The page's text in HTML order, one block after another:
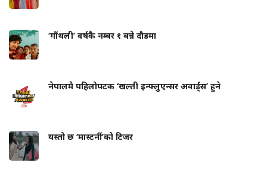
‘गौंथली’ वर्षकै नम्बर १ बन्ने दौडमा
नेपालमै पहिलोपटक ‘खल्ती इन्फ्लुएन्सर अवार्ड्स’ हुने
यस्तो छ ‘मास्टर्नी’को टिजर